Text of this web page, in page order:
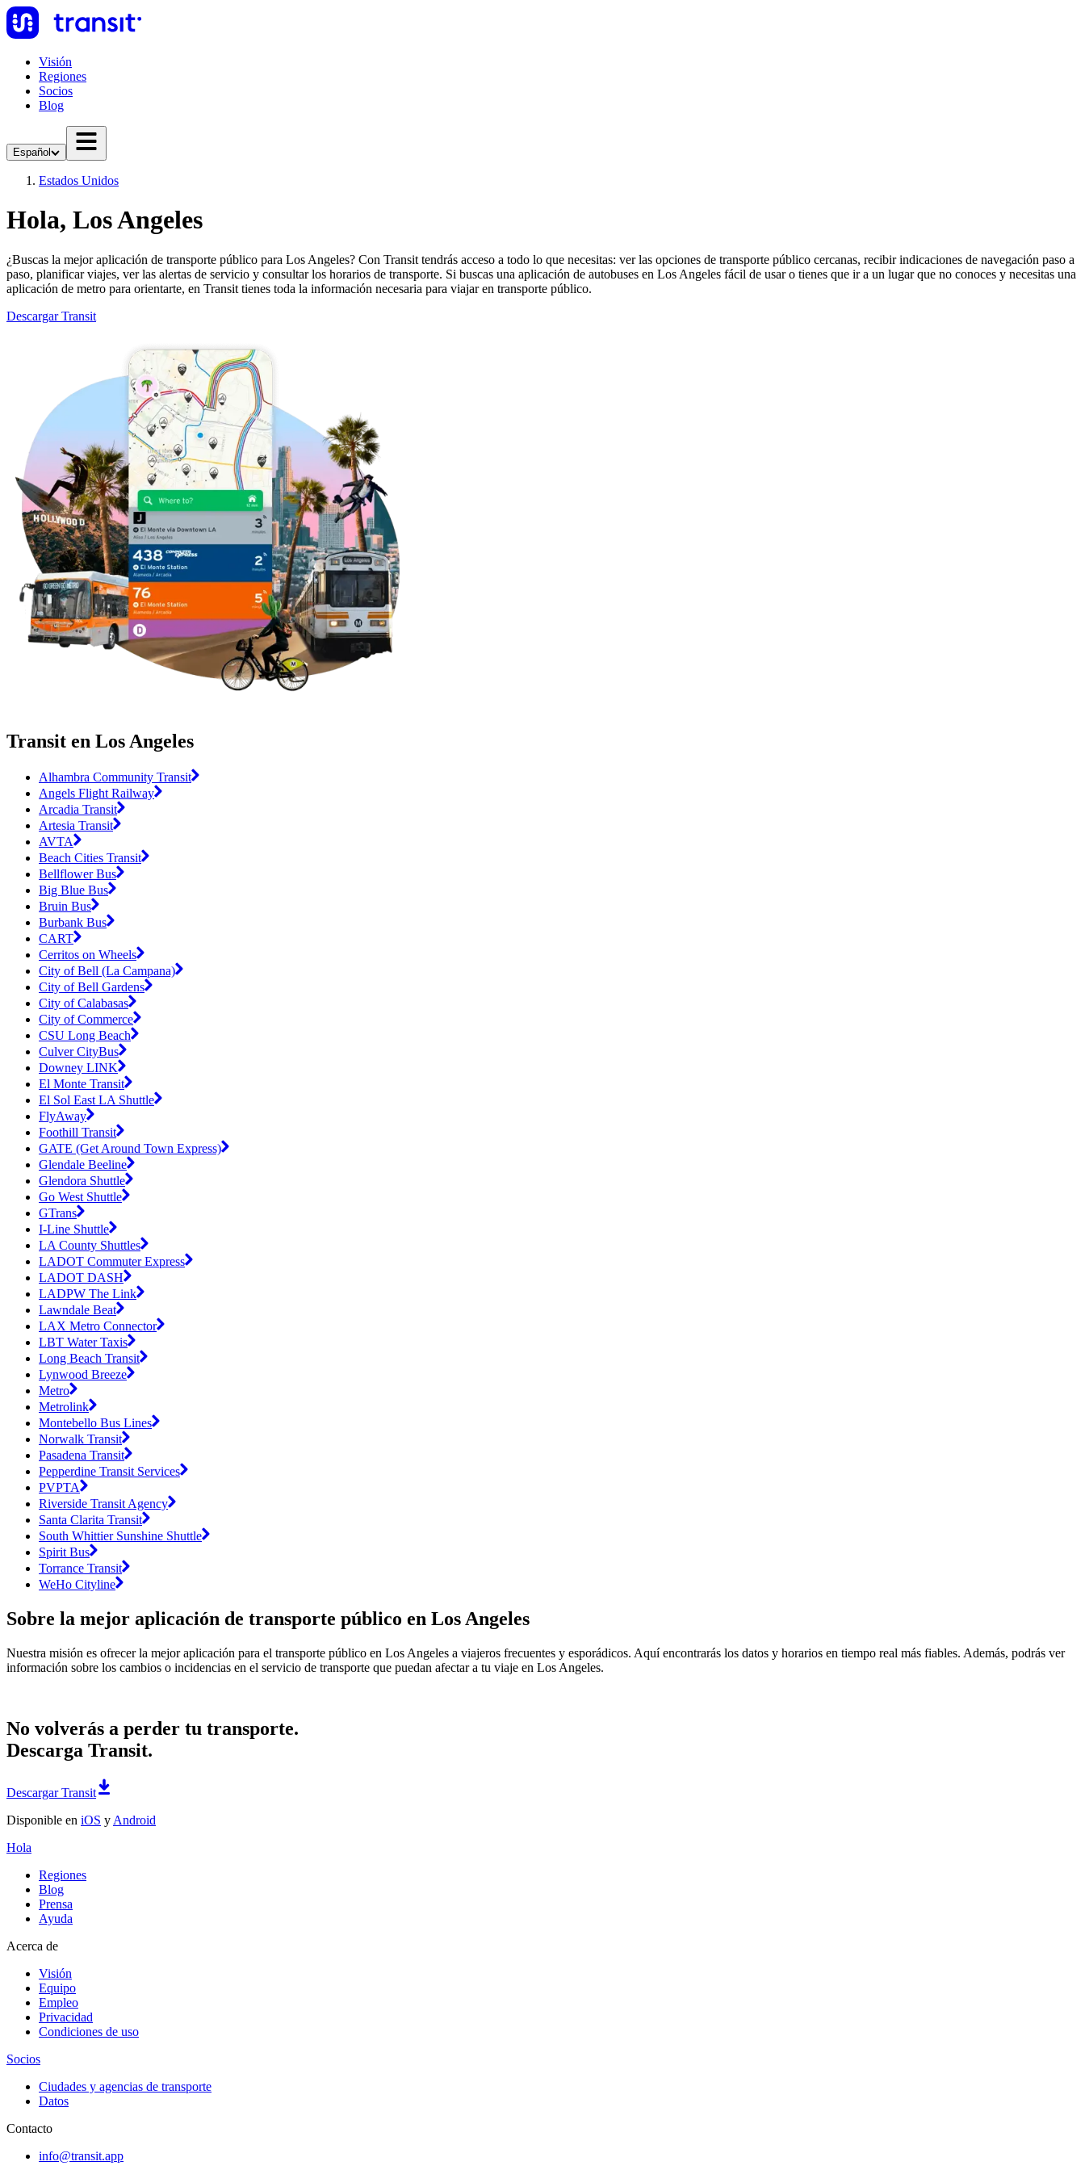
Visión
Regiones
Socios
Blog
Español
Estados Unidos
Hola, Los Angeles
¿Buscas la mejor aplicación de transporte público para Los Angeles? Con Transit tendrás acceso a todo lo que necesitas: ver las opciones de transporte público cercanas, recibir indicaciones de navegación paso a
paso, planificar viajes, ver las alertas de servicio y consultar los horarios de transporte. Si buscas una aplicación de autobuses en Los Angeles fácil de usar o tienes que ir a un lugar que no conoces y necesitas una
aplicación de metro para orientarte, en Transit tienes toda la información necesaria para viajar en transporte público.
Descargar Transit
Transit en Los Angeles
Alhambra Community Transit
Angels Flight Railway
Arcadia Transit
Artesia Transit
AVTA
Beach Cities Transit
Bellflower Bus
Big Blue Bus
Bruin Bus
Burbank Bus
CART
Cerritos on Wheels
City of Bell (La Campana)
City of Bell Gardens
City of Calabasas
City of Commerce
CSU Long Beach
Culver CityBus
Downey LINK
El Monte Transit
El Sol East LA Shuttle
FlyAway
Foothill Transit
GATE (Get Around Town Express)
Glendale Beeline
Glendora Shuttle
Go West Shuttle
GTrans
I-Line Shuttle
LA County Shuttles
LADOT Commuter Express
LADOT DASH
LADPW The Link
Lawndale Beat
LAX Metro Connector
LBT Water Taxis
Long Beach Transit
Lynwood Breeze
Metro
Metrolink
Montebello Bus Lines
Norwalk Transit
Pasadena Transit
Pepperdine Transit Services
PVPTA
Riverside Transit Agency
Santa Clarita Transit
South Whittier Sunshine Shuttle
Spirit Bus
Torrance Transit
WeHo Cityline
Sobre la mejor aplicación de transporte público en Los Angeles
Nuestra misión es ofrecer la mejor aplicación para el transporte público en Los Angeles a viajeros frecuentes y esporádicos. Aquí encontrarás los datos y horarios en tiempo real más fiables. Además, podrás ver
información sobre los cambios o incidencias en el servicio de transporte que puedan afectar a tu viaje en Los Angeles.
No volverás a perder tu transporte.
Descarga Transit.
Descargar Transit
Disponible en iOS y Android
Hola
Regiones
Blog
Prensa
Ayuda
Acerca de
Visión
Equipo
Empleo
Privacidad
Condiciones de uso
Socios
Ciudades y agencias de transporte
Datos
Contacto
info@transit.app